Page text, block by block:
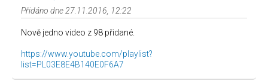
Přidáno dne 27.11.2016, 12:22
Nově jedno video z 98 přidané.
https://www.youtube.com/playlist?
list=PL03E8E4B140E0F6A7